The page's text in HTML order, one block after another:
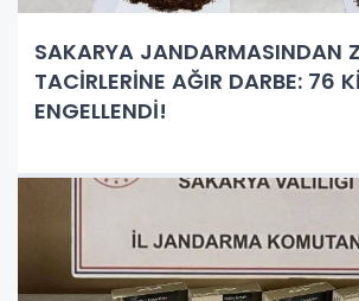
SAKARYA JANDARMASINDAN
TACİRLERİNE AĞIR DARBE: 76
ENGELLENDİ!